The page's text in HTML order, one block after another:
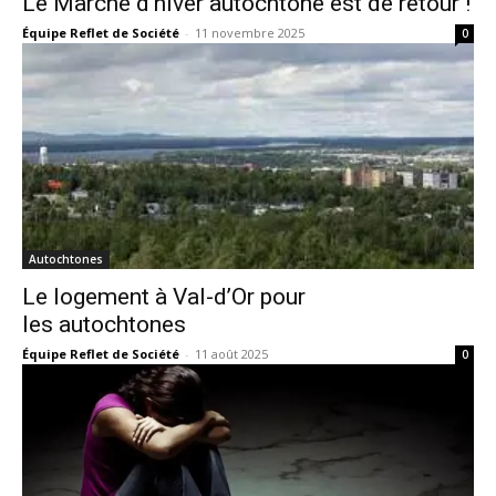
Équipe Reflet de Société - 11 novembre 2025 0
Autochtones
Le logement à Val-d’Or pour
les autochtones
Équipe Reflet de Société - 11 août 2025 0